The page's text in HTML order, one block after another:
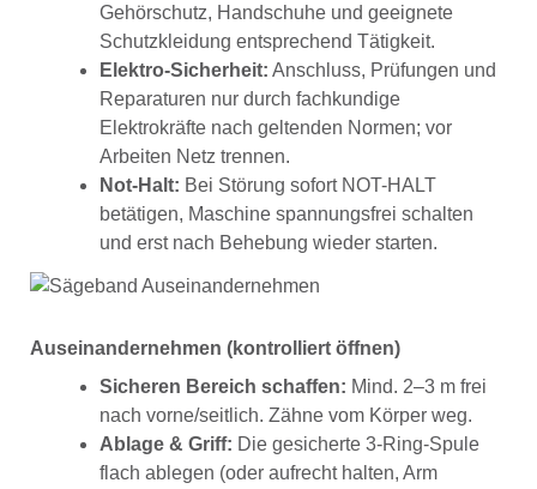
Gehörschutz, Handschuhe und geeignete
Schutzkleidung entsprechend Tätigkeit.
Elektro-Sicherheit: Anschluss, Prüfungen und
Reparaturen nur durch fachkundige
Elektrokräfte nach geltenden Normen; vor
Arbeiten Netz trennen.
Not-Halt: Bei Störung sofort NOT-HALT
betätigen, Maschine spannungsfrei schalten
und erst nach Behebung wieder starten.
Auseinandernehmen (kontrolliert öffnen)
Sicheren Bereich schaffen: Mind. 2–3 m frei
nach vorne/seitlich. Zähne vom Körper weg.
Ablage & Griff: Die gesicherte 3-Ring-Spule
flach ablegen (oder aufrecht halten, Arm